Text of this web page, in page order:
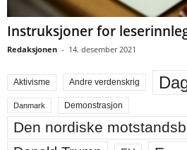
Instruksjoner for
Redaksjonen - 14. desember 2021
Aktivisme Andre verdenskrig
Danmark Demonstrasjon
Den nordiske